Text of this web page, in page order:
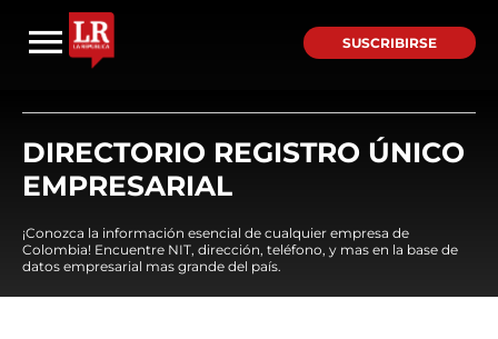
SUSCRIBIRSE
DIRECTORIO REGISTRO ÚNICO
EMPRESARIAL
¡Conozca la información esencial de cualquier empresa de
Colombia! Encuentre NIT, dirección, teléfono, y mas en la base de
datos empresarial mas grande del país.